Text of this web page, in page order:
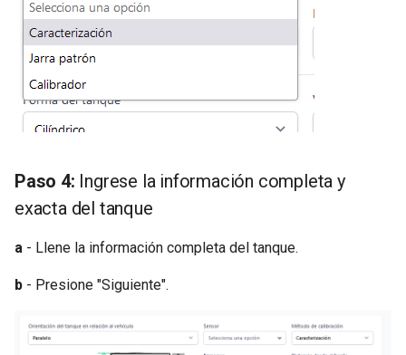
Paso 4: Ingrese la información completa y
exacta del tanque
a - Llene la información completa del tanque.
b - Presione "Siguiente".